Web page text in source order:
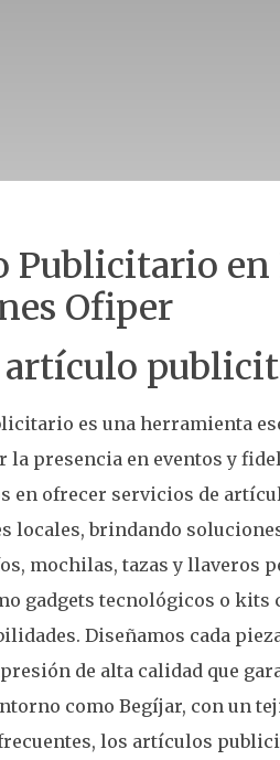
Publicitario en
Ofiper
artículo
es una herramienta
la presencia en eventos y
en ofrecer servicios de
locales, brindando
mochilas, tazas y llaveros
gadgets tecnológicos o
Diseñamos cada
de alta calidad que
como Begíjar, con un
los artículos